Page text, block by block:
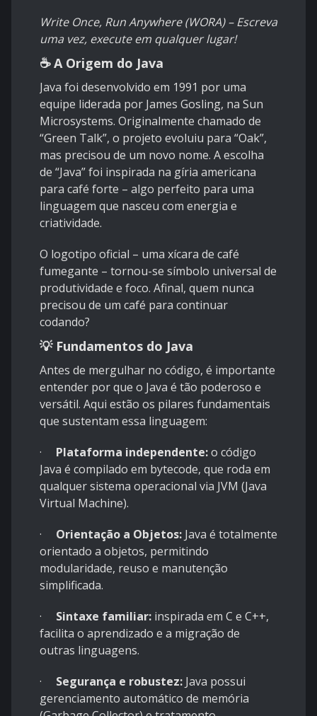
Write Once, Run Anywhere (WORA) – Escreva
uma vez, execute em qualquer lugar!
☕ A Origem do Java
Java foi desenvolvido em 1991 por uma
equipe liderada por James Gosling, na Sun
Microsystems. Originalmente chamado de
“Green Talk”, o projeto evoluiu para “Oak”,
mas precisou de um novo nome. A escolha
de “Java” foi inspirada na gíria americana
para café forte – algo perfeito para uma
linguagem que nasceu com energia e
criatividade.
O logotipo oficial – uma xícara de café
fumegante – tornou-se símbolo universal de
produtividade e foco. Afinal, quem nunca
precisou de um café para continuar
codando?
💡 Fundamentos do Java
Antes de mergulhar no código, é importante
entender por que o Java é tão poderoso e
versátil. Aqui estão os pilares fundamentais
que sustentam essa linguagem:
· Plataforma independente:o código
Java é compilado em bytecode, que roda em
qualquer sistema operacional via JVM (Java
Virtual Machine).
· Orientação a Objetos: Java é totalmente
orientado a objetos, permitindo
modularidade, reuso e manutenção
simplificada.
· Sintaxe familiar: inspirada em C e C++,
facilita o aprendizado e a migração de
outras linguagens.
· Segurança e robustez: Java possui
gerenciamento automático de memória